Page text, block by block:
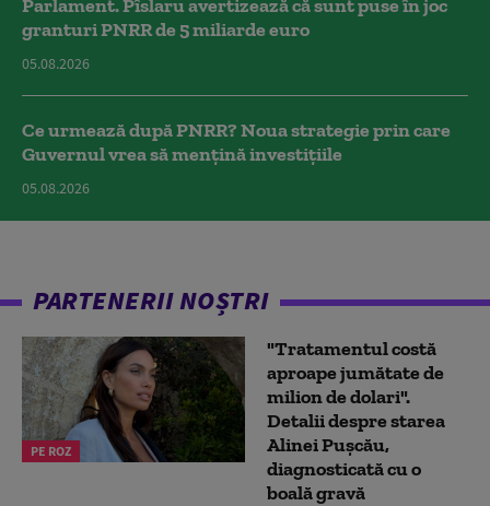
Parlament. Pîslaru avertizează că sunt puse în joc
granturi PNRR de 5 miliarde euro
05.08.2026
Ce urmează după PNRR? Noua strategie prin care
Guvernul vrea să mențină investițiile
05.08.2026
PARTENERII NOȘTRI
PE ROZ
"Tratamentul costă
aproape jumătate de
milion de dolari".
Detalii despre starea
Alinei Pușcău,
diagnosticată cu o
boală gravă